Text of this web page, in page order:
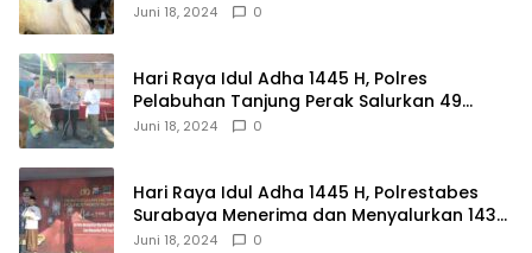
Juni 18, 2024 0
Hari Raya Idul Adha 1445 H, Polres
Pelabuhan Tanjung Perak Salurkan 49
Hewan Korban.
Juni 18, 2024 0
Hari Raya Idul Adha 1445 H, Polrestabes
Surabaya Menerima dan Menyalurkan 143
Hewan Kurban
Juni 18, 2024 0